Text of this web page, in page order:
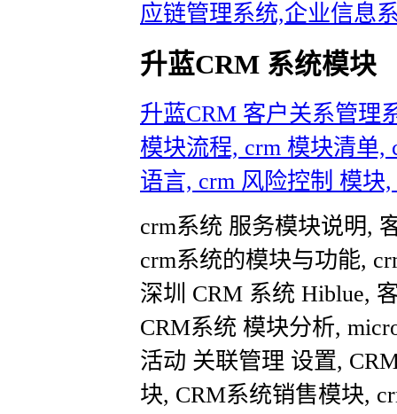
应链管理系统,企业信息
升蓝CRM 系统模块
升蓝CRM 客户关系管理
模块流程, crm 模块清单
语言, crm 风险控制 模块
crm系统 服务模块说明,
crm系统的模块与功能,
深圳 CRM 系统 Hiblue,
CRM系统 模块分析,
活动 关联管理 设置,
块, CRM系统销售模块,